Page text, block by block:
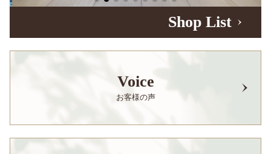
Shop List
Voice
お客様の声